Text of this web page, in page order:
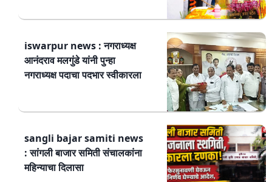
iswarpur news : नगराध्यक्ष
आनंदराव मलगुंडे यांनी पुन्हा
नगराध्यक्ष पदाचा पदभार स्वीकारला
sangli bajar samiti news
: सांगली बाजार समिती संचालकांना
महिन्याचा दिलासा